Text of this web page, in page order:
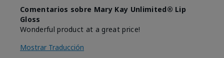
Comentarios sobre Mary Kay Unlimited® Lip
Gloss
Wonderful product at a great price!
Mostrar Traducción